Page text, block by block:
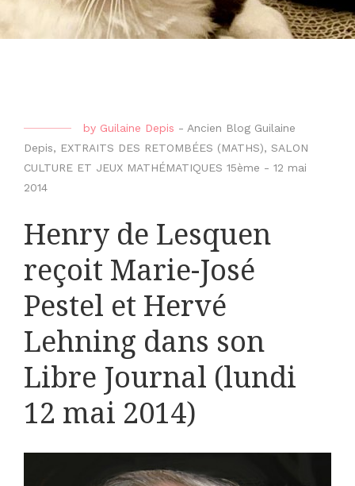
by Guilaine Depis - Ancien Blog Guilaine
Depis, EXTRAITS DES RETOMBÉES (MATHS), SALON
CULTURE ET JEUX MATHÉMATIQUES 15ème - 12 mai
2014
Henry de Lesquen
reçoit Marie-José
Pestel et Hervé
Lehning dans son
Libre Journal (lundi
12 mai 2014)